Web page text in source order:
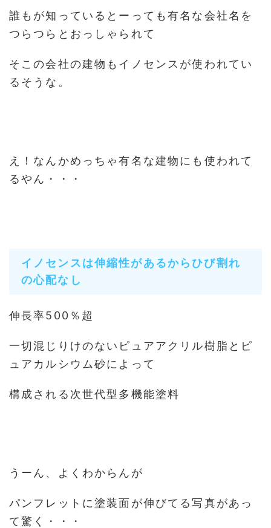
誰もが知っているとーっても有名な会社名を
つらつらとおっしゃられて
そこの会社の建物もイノセンスが使われてい
るそうな。
え！なんかめっちゃ有名な建物にも使われて
るやん・・・
イノセンスは伸縮性があるからひび割れ
の心配なし
伸長率500％超
一切混じりけのないピュアアクリル樹脂とピ
ュアカルシウム砂によって
構成される次世代型多機能塗料
うーん、よくわからんが
パンフレットに塗装面が伸びてる写真があっ
て驚く・・・